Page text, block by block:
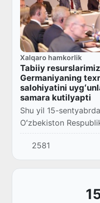
Xalqaro hamkorlik
Tabiiy
Germaniyaning
salohiyatini
samara kutilyapti
Shu yil 15-
Oʻzbekiston
va savdo vazirining
Samarqand viloyati
2581